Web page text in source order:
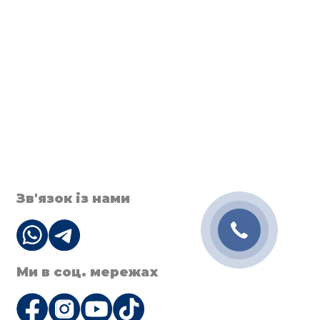
Зв'язок із нами
Ми в соц. мережах